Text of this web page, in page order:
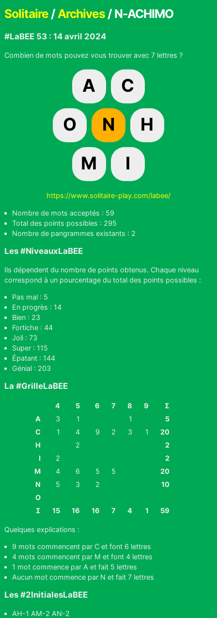
Solitaire/Archives/ N-ACHIMO
#LaBEE 53 : 14 avril 2024
Combien de mots pouvez vous trouver avec 7 lettres ?
A
C
O
N
H
M
I
https://www.solitaire-play.com/labee/
Nombre de mots acceptés : 59
Total des points possibles : 295
Nombre de pangrammes existants : 2
Les #NiveauxLaBEE
Ils dépendent du nombre de points obtenus. Chaque niveau
correspond à un pourcentage du total des points possibles :
Pas mal : 5
En progrès : 14
Bien : 23
Fortiche : 44
Joli : 73
Super : 115
Épatant : 144
Génial : 203
La #GrilleLaBEE
4 5 6 7 8 9
Σ
A
3 1 1
5
C
1 4 9 2 3 1
20
H
2
2
I
2
2
M
4 6 5 5
20
N
5 3 2
10
O
Σ
15 16 16 7 4 1 59
Quelques explications :
9 mots commencent par C et font 6 lettres
4 mots commencent par M et font 4 lettres
1 mot commence par A et fait 5 lettres
Aucun mot commence par N et fait 7 lettres
Les #2InitialesLaBEE
AH-1 AM-2 AN-2